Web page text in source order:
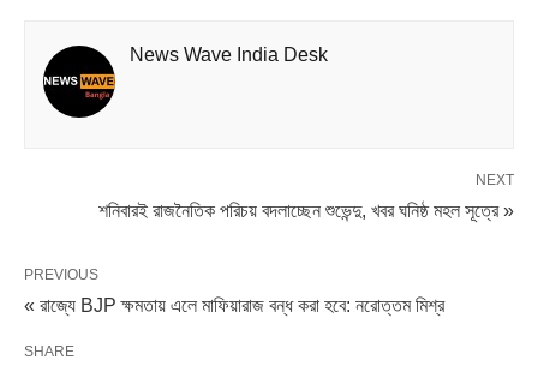
ভালো দিকগুলিকে বিশ্বের সামনে তুলে ধরে এগিয়ে নিয়ে যাওয়ার।
রাজনীতিবিদ অসীমকুমার ঘোষ শিক্ষাপ্রতিষ্ঠানগুলিতে রাজনৈতিক কর্মকাণ্ড
Share it
News Wave India Desk
NEXT
শনিবারই রাজনৈতিক পরিচয় বদলাচ্ছেন শুভেন্দু, খবর ঘনিষ্ঠ মহল সূত্রে »
PREVIOUS
« রাজ্যে BJP ক্ষমতায় এলে মাফিয়ারাজ বন্ধ করা হবে: নরোত্তম মিশ্র
SHARE